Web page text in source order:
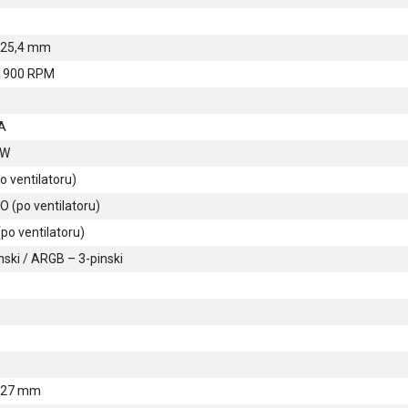
mm
RPM
ventilatoru)
(po ventilatoru)
ventilatoru)
/ ARGB – 3-pinski
mm